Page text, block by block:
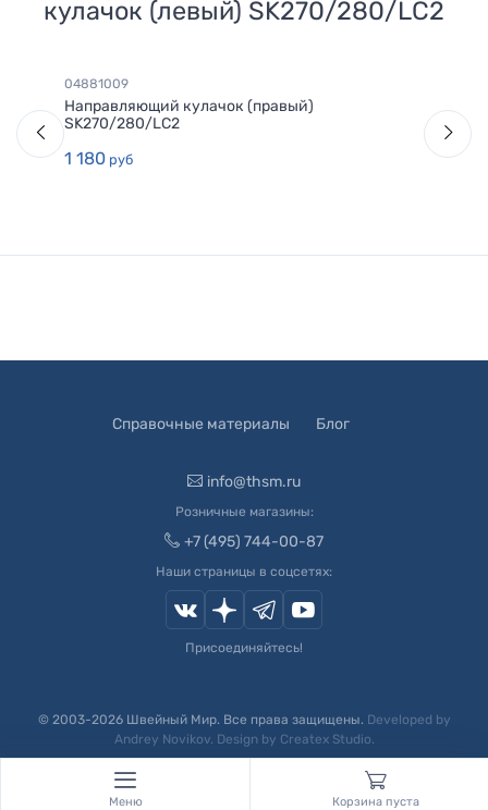
кулачок (левый) SK270/280/LC2
04881009
Направляющий кулачок (правый)
SK270/280/LC2
1 180 руб
Справочные материалы Блог
info@thsm.ru
Розничные магазины:
+7 (495) 744-00-87
Наши страницы в соцсетях:
Присоединяйтесь!
© 2003-2026Швейный Мир. Все права защищены. Developed by
Andrey Novikov. Design by Createx Studio.
Меню Корзина пуста